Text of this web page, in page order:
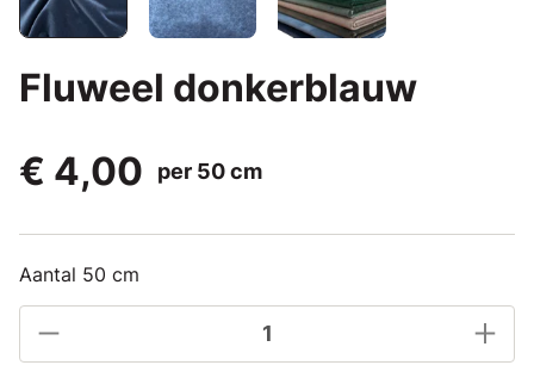
Fluweel donkerblauw
€ 4,00
per 50 cm
Aantal 50 cm